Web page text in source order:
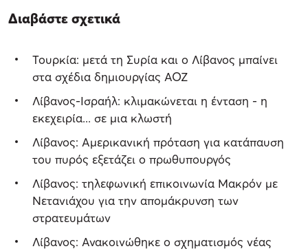
Διαβάστε σχετικά
Τουρκία: μετά τη Συρία και ο Λίβανος μπαίνει
στα σχέδια δημιουργίας ΑΟΖ
Λίβανος-Ισραήλ: κλιμακώνεται η ένταση - η
εκεχειρία... σε μια κλωστή
Λίβανος: Αμερικανική πρόταση για κατάπαυση
του πυρός εξετάζει ο πρωθυπουργός
Λίβανος: τηλεφωνική επικοινωνία Μακρόν με
Νετανιάχου για την απομάκρυνση των
στρατευμάτων
Λίβανος: Ανακοινώθηκε ο σχηματισμός νέας